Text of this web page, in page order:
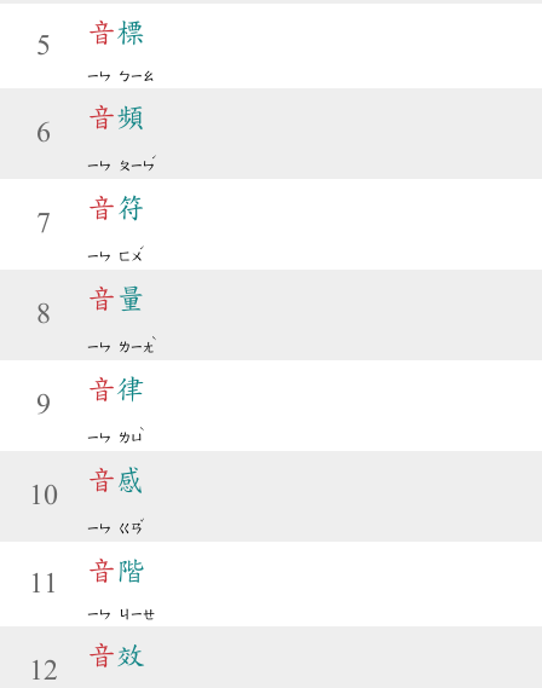
5 音標
ㄧㄣ ㄅㄧㄠ
6
音頻
ㄧㄣ ㄆㄧㄣ
ˊ
7
音符
ㄧㄣ ㄈㄨ
ˊ
8
音 量
ㄧㄣ ㄌㄧㄤ
ˋ
9
音律
ㄧㄣ ㄌㄩ
ˋ
10
音感
ㄧㄣ ㄍㄢ
ˇ
11 音 階
ㄧㄣ ㄐㄧㄝ
12
音效